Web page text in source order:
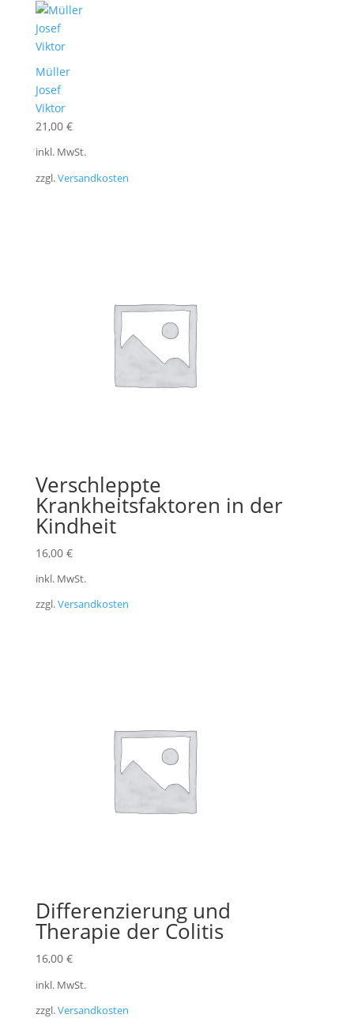
Müller
Josef
Viktor
21,00 €
inkl. MwSt.
zzgl.Versandkosten
Verschleppte
Krankheitsfaktoren in der
Kindheit
16,00 €
inkl. MwSt.
zzgl.Versandkosten
Differenzierung und
Therapie der Colitis
16,00 €
inkl. MwSt.
zzgl.Versandkosten